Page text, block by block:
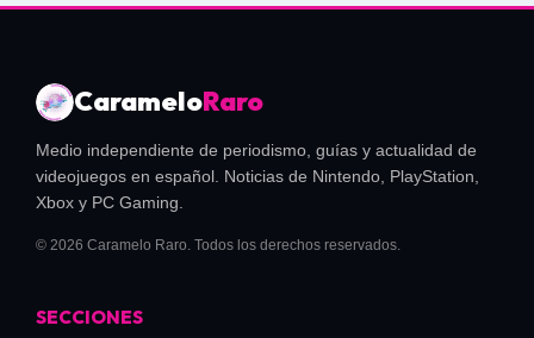
CarameloRaro
Medio independiente de periodismo, guías y actualidad de
videojuegos en español. Noticias de Nintendo, PlayStation,
Xbox y PC Gaming.
© 2026 Caramelo Raro. Todos los derechos reservados.
SECCIONES